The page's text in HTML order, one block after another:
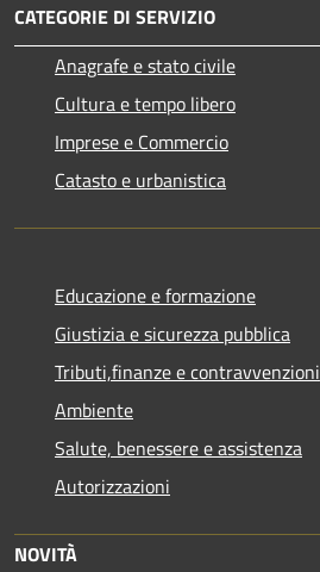
CATEGORIE DI SERVIZIO
Anagrafe e stato civile
Cultura e tempo libero
Imprese e Commercio
Catasto e urbanistica
Educazione e formazione
Giustizia e sicurezza pubblica
Tributi,finanze e contravvenzioni
Ambiente
Salute, benessere e assistenza
Autorizzazioni
NOVITÀ